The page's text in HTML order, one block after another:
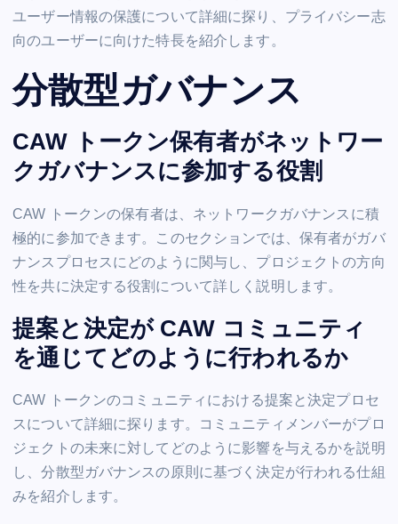
ユーザー情報の保護について詳細に探り、プライバシー志
向のユーザーに向けた特長を紹介します。
分散型ガバナンス
CAW トークン保有者がネットワー
クガバナンスに参加する役割
CAW トークンの保有者は、ネットワークガバナンスに積
極的に参加できます。このセクションでは、保有者がガバ
ナンスプロセスにどのように関与し、プロジェクトの方向
性を共に決定する役割について詳しく説明します。
提案と決定が CAW コミュニティ
を通じてどのように行われるか
CAW トークンのコミュニティにおける提案と決定プロセ
スについて詳細に探ります。コミュニティメンバーがプロ
ジェクトの未来に対してどのように影響を与えるかを説明
し、分散型ガバナンスの原則に基づく決定が行われる仕組
みを紹介します。